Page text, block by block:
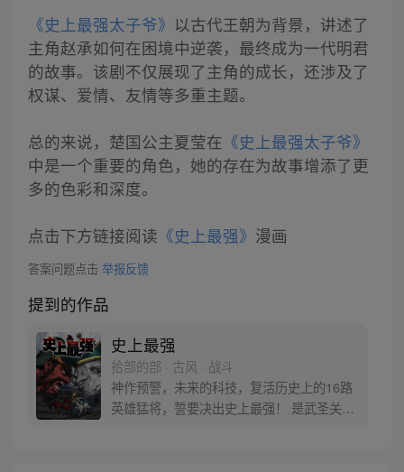
《史上最强太子爷》 以古代王朝为背景，讲述了
主角赵承如何在困境中逆袭，最终成为一代明君
的故事。该剧不仅展现了主角的成长，还涉及了
权谋、爱情、友情等多重主题。
总的来说，楚国公主夏莹在 《史上最强太子爷》
中是一个重要的角色，她的存在为故事增添了更
多的色彩和深度。
点击下方链接阅读 《史上最强》 漫画
答案问题点击 举报反馈
提到的作品
史上最强
拾部的部 · 古风 · 战斗
神作预警，未来的科技，复活历史上的16路
英雄猛将，誓要决出史上最强！ 是武圣关云